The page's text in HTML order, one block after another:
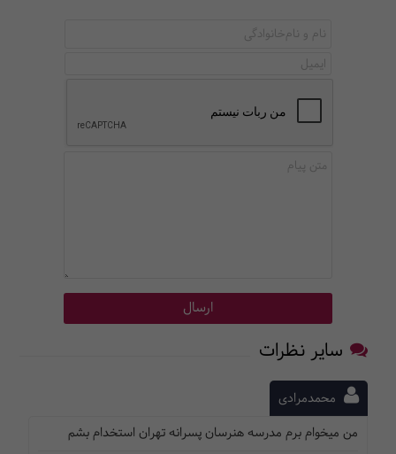
سایر نظرات
محمدمرادی
من میخوام برم مدرسه هنرسان پسرانه تهران استخدام بشم